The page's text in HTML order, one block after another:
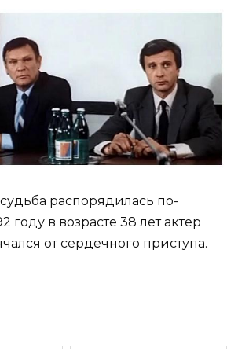
распорядилась по-
году в возрасте 38 лет актер
от сердечного приступа.